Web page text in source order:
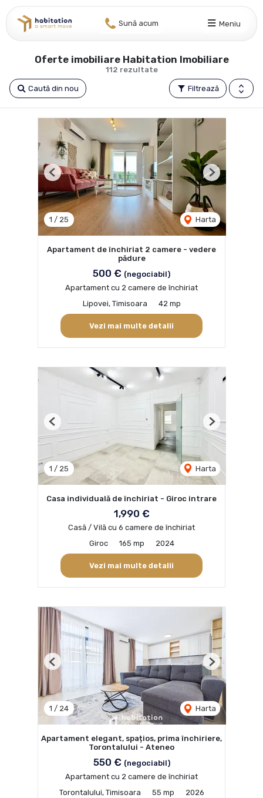
Sună acum Meniu
112 rezultate
Oferte imobiliare Habitation Imobiliare
Filtrează
Caută din nou
1 / 25 Harta
Previous Next
Apartament de închiriat 2 camere - vedere
pădure
500 € (negociabil)
Apartament cu 2 camere de închiriat
Lipovei, Timisoara
42 mp
Vezi mai multe detalii
1 / 25 Harta
Previous Next
Casa individuală de închiriat - Giroc intrare
1,990 €
Casă / Vilă cu 6 camere de închiriat
Giroc
165 mp 2024
Vezi mai multe detalii
1 / 24 Harta
Previous Next
Apartament elegant, spațios, prima închiriere,
Torontalului - Ateneo
550 € (negociabil)
Apartament cu 2 camere de închiriat
Torontalului, Timisoara
55 mp 2026